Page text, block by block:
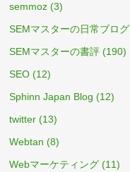
semmoz (3)
SEMマスターの日常ブログ
SEMマスターの書評 (190)
SEO (12)
Sphinn Japan Blog (12)
twitter (13)
Webtan (8)
Webマーケティング (11)